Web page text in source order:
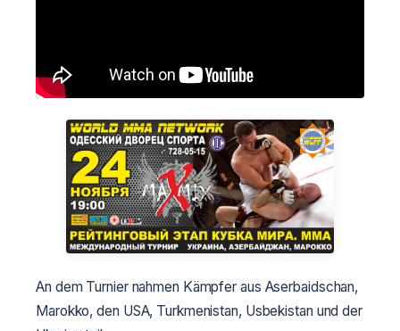
An dem Turnier nahmen Kämpfer aus Aserbaidschan,
Marokko, den USA, Turkmenistan, Usbekistan und der